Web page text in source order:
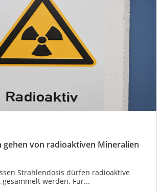
gehen von radioaktiven Mineralien
Strahlendosis dürfen radioaktive
werden. Für...